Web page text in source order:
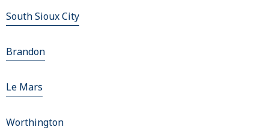
South Sioux City
Brandon
Le Mars
Worthington